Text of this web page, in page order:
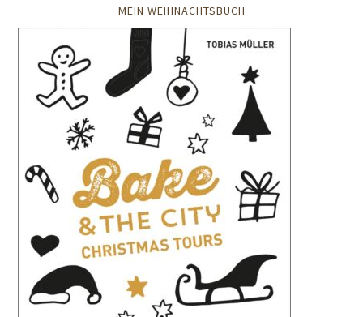
MEIN WEIHNACHTSBUCH